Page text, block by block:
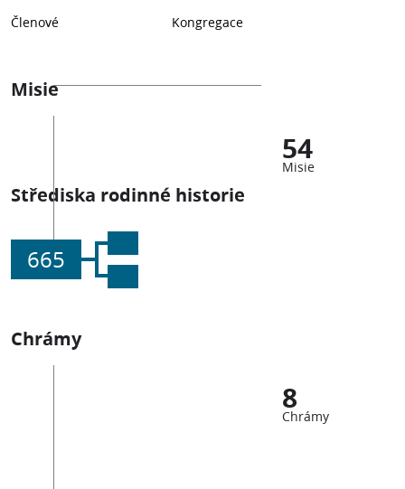
Členové Kongregace
Misie
54
Misie
Střediska rodinné historie
665
Chrámy
8
Chrámy